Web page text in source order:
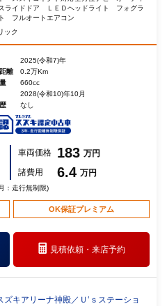
ライドドア ＬＥＤヘッドライト フォグラ
フルオートエアコン
ック
2025(令和7)年
離
0.2万Km
660cc
2028(令和10)年10月
なし
車両価格 183 万円
諸費用
6.4 万円
：走行無制限)
OK保証プレミアム
見積依頼・来店予約
キアリーナ神殿／Ｕ‘ｓステーショ